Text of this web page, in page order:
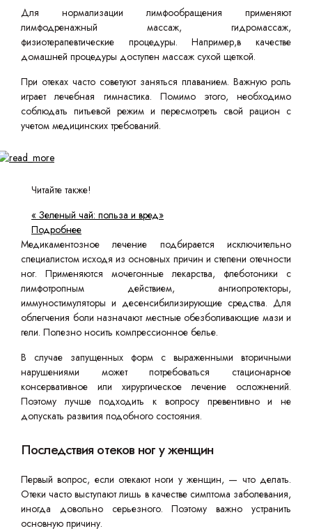
Для нормализации лимфообращения применяют
лимфодренажный массаж, гидромассаж,
физиотерапевтические процедуры. Например,в качестве
домашней процедуры доступен массаж сухой щеткой.
При отеках часто советуют заняться плаванием. Важную роль
играет лечебная гимнастика. Помимо этого, необходимо
соблюдать питьевой режим и пересмотреть свой рацион с
учетом медицинских требований.
Читайте также!
« Зеленый чай: польза и вред»
Подробнее
Медикаментозное лечение подбирается исключительно
специалистом исходя из основных причин и степени отечности
ног. Применяются мочегонные лекарства, флеботоники с
лимфотропным действием, ангиопротекторы,
иммуностимуляторы и десенсибилизирующие средства. Для
облегчения боли назначают местные обезболивающие мази и
гели. Полезно носить компрессионное белье.
В случае запущенных форм с выраженными вторичными
нарушениями может потребоваться стационарное
консервативное или хирургическое лечение осложнений.
Поэтому лучше подходить к вопросу превентивно и не
допускать развития подобного состояния.
Последствия отеков ног у женщин
Первый вопрос, если отекают ноги у женщин, — что делать.
Отеки часто выступают лишь в качестве симптома заболевания,
иногда довольно серьезного. Поэтому важно устранить
основную причину.